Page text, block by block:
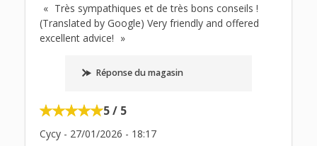
Très sympathiques et de très bons conseils !
(Translated by Google) Very friendly and offered
excellent advice!
Réponse du magasin
5 / 5
Cycy - 27/01/2026 - 18:17